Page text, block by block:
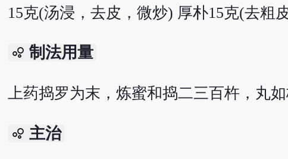
15克(汤浸，去皮，微炒) 厚朴15克(去粗
bubble_chart 制法用量
上药捣罗为末，炼蜜和捣二三百杵，丸
bubble_chart 主治